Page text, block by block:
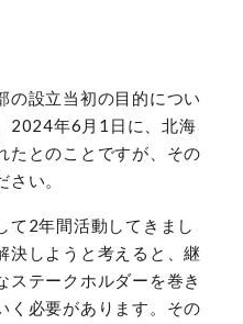
の設立当初の目的につい
2024年6月1日に、北海
たとのことですが、その
い。
て2年間活動してきまし
決しようと考えると、継
ステークホルダーを巻き
く必要があります。その